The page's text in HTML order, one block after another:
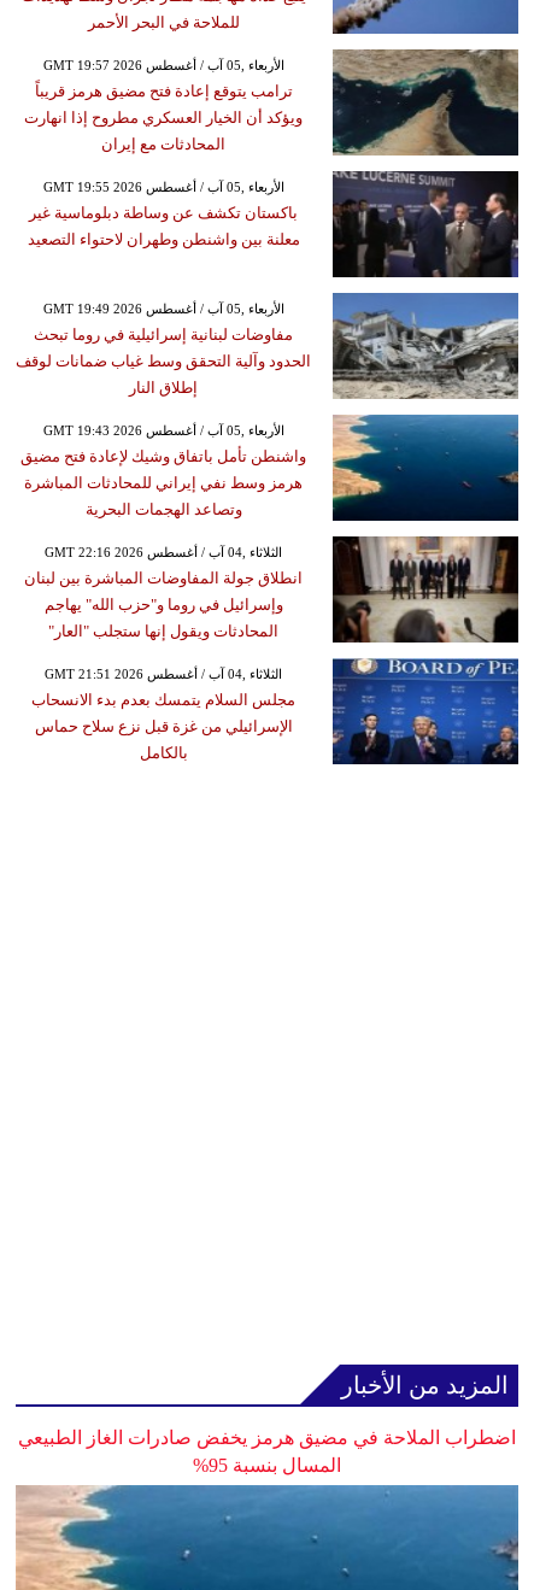
للملاحة في البحر الأحمر
GMT 19:57 2026 الأربعاء ,05 آب / أغسطس
ترامب يتوقع إعادة فتح مضيق هرمز قريباً
ويؤكد أن الخيار العسكري مطروح إذا انهارت
المحادثات مع إيران
GMT 19:55 2026 الأربعاء ,05 آب / أغسطس
باكستان تكشف عن وساطة دبلوماسية غير
معلنة بين واشنطن وطهران لاحتواء التصعيد
GMT 19:49 2026 الأربعاء ,05 آب / أغسطس
مفاوضات لبنانية إسرائيلية في روما تبحث
الحدود وآلية التحقق وسط غياب ضمانات لوقف
إطلاق النار
GMT 19:43 2026 الأربعاء ,05 آب / أغسطس
واشنطن تأمل باتفاق وشيك لإعادة فتح مضيق
هرمز وسط نفي إيراني للمحادثات المباشرة
وتصاعد الهجمات البحرية
GMT 22:16 2026 الثلاثاء ,04 آب / أغسطس
انطلاق جولة المفاوضات المباشرة بين لبنان
وإسرائيل في روما و"حزب الله" يهاجم
المحادثات ويقول إنها ستجلب "العار"
GMT 21:51 2026 الثلاثاء ,04 آب / أغسطس
مجلس السلام يتمسك بعدم بدء الانسحاب
الإسرائيلي من غزة قبل نزع سلاح حماس
بالكامل
المزيد من الأخبار
اضطراب الملاحة في مضيق هرمز يخفض صادرات الغاز الطبيعي
المسال بنسبة 95%